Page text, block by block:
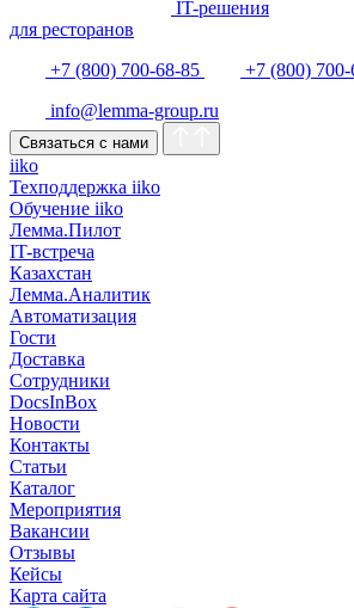
IT-решения
для ресторанов
+7 (800) 700-68-85
+7 (800)
info@lemma-group.ru
Связаться с нами
iiko
Техподдержка iiko
Обучение iiko
Лемма.Пилот
IT-встреча
Казахстан
Лемма.Аналитик
Автоматизация
Гости
Доставка
Сотрудники
DocsInBox
Новости
Контакты
Статьи
Каталог
Мероприятия
Вакансии
Отзывы
Кейсы
Карта сайта